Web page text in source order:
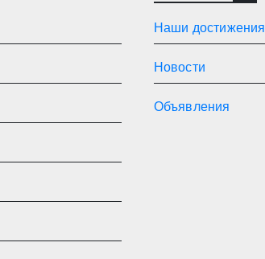
Наши достижения
Новости
Объявления